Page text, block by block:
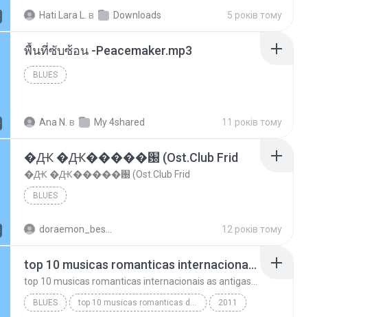
Hati Lara L. в Downloads 5 років тому
พื้นที่ซับซ้อน -Peacemaker.mp3
BLUES
Ana N. в My 4shared 11 років тому
�Ԫ �Ԫ�����԰ (Ost.Club Frid
�Ԫ �Ԫ�����԰ (Ost.Club Frid
BLUES
12 років тому
top 10 musicas romanticas internacionais as antigas que faz seu coraçao bater mais forte remix
BLUES top 10 musicas romanticas dj valmir santos pitanga pr 2011